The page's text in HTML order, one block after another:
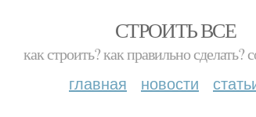
СТРОИТЬ ВСЕ
как строить? как правильно сделать?
главная новости